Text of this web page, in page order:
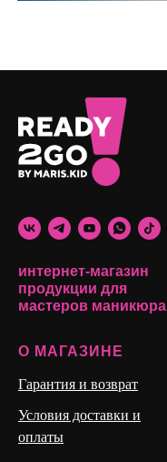
интернет-магазин
продукции для
мастеров маникюра
О МАГАЗИНЕ
Гарантия и возврат
Условия доставки и
оплаты